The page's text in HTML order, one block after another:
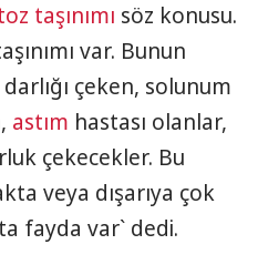
taşınımı söz konusu.
var. Bunun
çeken, solunum
astım hastası olanlar,
çekecekler. Bu
veya dışarıya çok
fayda var` dedi.